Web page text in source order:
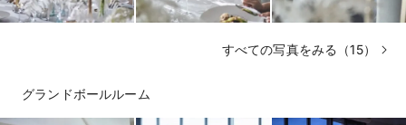
すべての写真をみる（15）
グランドボールルーム